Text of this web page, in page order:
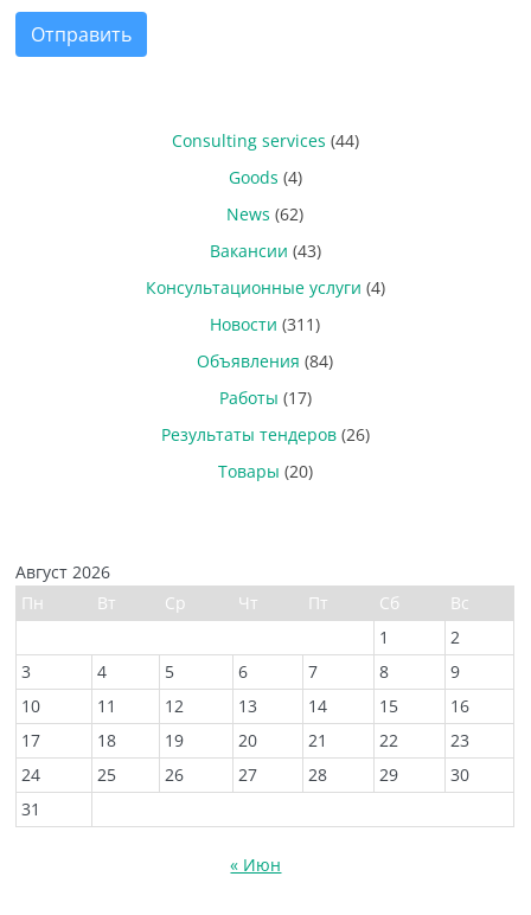
Отправить
Consulting services (44)
Goods (4)
News (62)
Вакансии (43)
Консультационные услуги (4)
Новости (311)
Объявления (84)
Работы (17)
Результаты тендеров(26)
Товары (20)
Август 2026
Пн
Вт Ср Чт Пт Сб
Вс
1
2
3
4 5 6 7 8
9
10
11 12 13 14 15
16
17
18 19 20 21 22
23
24
25 26 27 28 29
30
31
« Июн